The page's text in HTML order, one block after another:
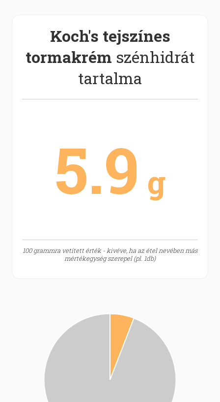
Koch's tejszínes
tormakrém szénhidrát
tartalma
5.9 g
100 grammra vetített érték - kivéve, ha az étel nevében más
mértékegység szerepel (pl. 1db)